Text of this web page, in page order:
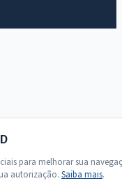
para melhorar sua
autorização. Saiba mais.